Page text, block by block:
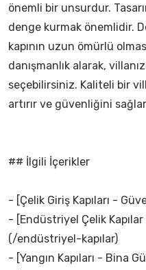
önemli bir unsurdur.
denge kurmak önemlidir.
kapının uzun ömürlü
danışmanlık alarak,
seçebilirsiniz. Kaliteli bir
artırır ve güvenliğini
## İlgili İçerikler
- [Çelik Giriş Kapıları -
- [Endüstriyel Çelik
(/endüstriyel-kapılar)
- [Yangın Kapıları - Bina